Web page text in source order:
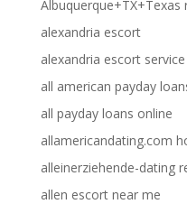
Albuquerque+TX+Texas
alexandria escort
alexandria escort
all american payday
all payday loans online
allamericandating.com
alleinerziehende-dating
allen escort near me